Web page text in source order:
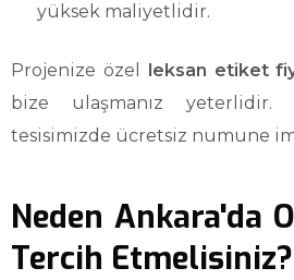
yüksek maliyetlidir.
Projenize özel leksan etiket
bize ulaşmanız yeterlidir.
tesisimizde ücretsiz numune
Neden Ankara'da
Tercih Etmelisiniz?